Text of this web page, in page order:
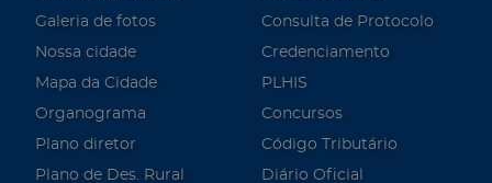
Galeria de fotos
Nossa cidade
Mapa da Cidade
Organograma
Plano diretor
Plano de Des. Rural
Consulta de Protocolo
Credenciamento
PLHIS
Concursos
Código Tributário
Diário Oficial